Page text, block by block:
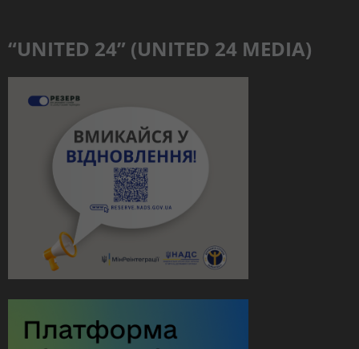
“UNITED 24” (UNITED 24 MEDIA)